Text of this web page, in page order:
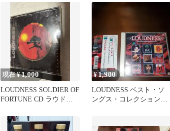
現在 ¥1,000
LOUDNESS SOLDIER OF
FORTUNE CD ラウドネ
¥1,900
LOUDNESS ベスト・ソ
ングス・コレクション